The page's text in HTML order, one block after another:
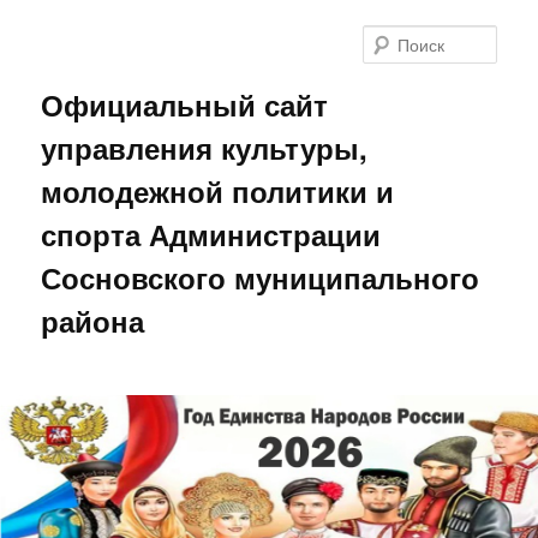
Официальный сайт
управления культуры,
молодежной политики и
спорта Администрации
Сосновского муниципального
района